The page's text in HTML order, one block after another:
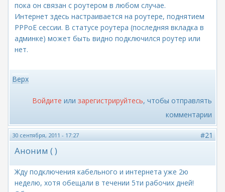
пока он связан с роутером в любом случае.
Интернет здесь настраивается на роутере, поднятием
PPPoE сессии. В статусе роутера (последняя вкладка в
админке) может быть видно подключился роутер или
нет.
Верх
Войдите или зарегистрируйтесь, чтобы отправлять
комментарии
30 сентября, 2011 - 17:27 #21
Аноним ( )
Жду подключения кабельного и интернета уже 2ю
неделю, хотя обещали в течении 5ти рабочих дней!